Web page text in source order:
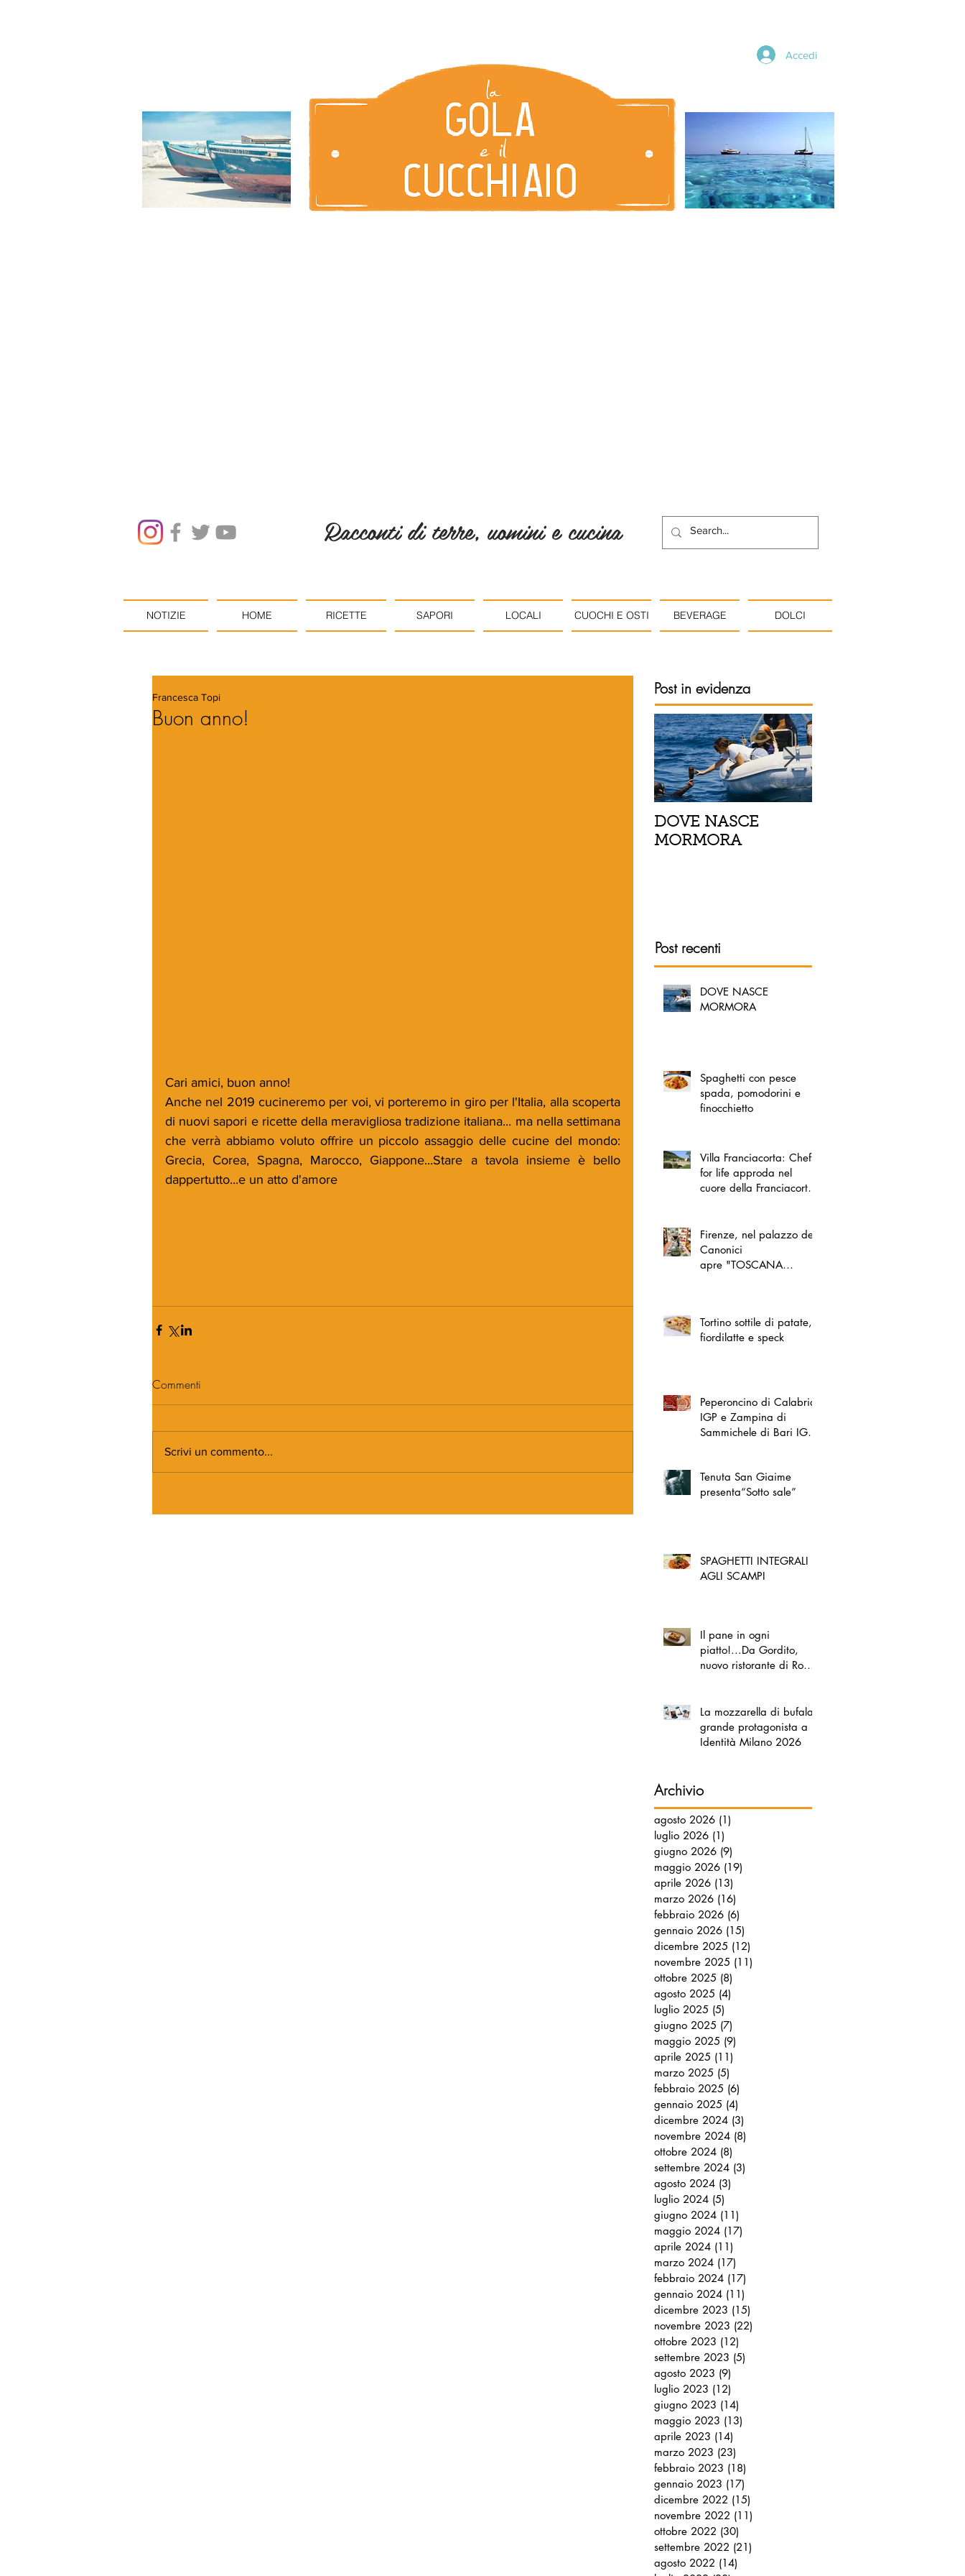
Accedi
Racconti di terre, uomini e cucina
NOTIZIE HOME RICETTE SAPORI LOCALI CUOCHI E OSTI BEVERAGE DOLCI
Buon anno!
Francesca Topi
Cari amici, buon anno!
Anche nel 2019 cucineremo per voi, vi porteremo in giro per l'Italia, alla scoperta
di nuovi sapori e ricette della meravigliosa tradizione italiana... ma nella settimana
che verrà abbiamo voluto offrire un piccolo assaggio delle cucine del mondo:
Grecia, Corea, Spagna, Marocco, Giappone...Stare a tavola insieme è bello
dappertutto...e un atto d'amore
Commenti
Scrivi un commento...
Post in evidenza
DOVE NASCE
MORMORA
Post recenti
DOVE NASCE
MORMORA
Spaghetti con pesce
spada, pomodorini e
finocchietto
Villa Franciacorta: Chefs
for life approda nel
cuore della Franciacorta,
Firenze, nel palazzo dei
Canonici
apre "TOSCANA
Tortino sottile di patate,
fiordilatte e speck
Peperoncino di Calabria
IGP e Zampina di
Sammichele di Bari IGP
Tenuta San Giaime
presenta“Sotto sale”
SPAGHETTI INTEGRALI
AGLI SCAMPI
Il pane in ogni
piatto!...Da Gordito,
nuovo ristorante di Roma
La mozzarella di bufala
grande protagonista a
Identità Milano 2026
Archivio
agosto 2026 (1)
luglio 2026 (1)
giugno 2026 (9)
maggio 2026 (19)
aprile 2026 (13)
marzo 2026 (16)
febbraio 2026 (6)
gennaio 2026 (15)
dicembre 2025 (12)
novembre 2025 (11)
ottobre 2025 (8)
agosto 2025 (4)
luglio 2025 (5)
giugno 2025 (7)
maggio 2025 (9)
aprile 2025 (11)
marzo 2025 (5)
febbraio 2025 (6)
gennaio 2025 (4)
dicembre 2024 (3)
novembre 2024 (8)
ottobre 2024 (8)
settembre 2024 (3)
agosto 2024 (3)
luglio 2024 (5)
giugno 2024 (11)
maggio 2024 (17)
aprile 2024 (11)
marzo 2024 (17)
febbraio 2024 (17)
gennaio 2024 (11)
dicembre 2023 (15)
novembre 2023 (22)
ottobre 2023 (12)
settembre 2023 (5)
agosto 2023 (9)
luglio 2023 (12)
giugno 2023 (14)
maggio 2023 (13)
aprile 2023 (14)
marzo 2023 (23)
febbraio 2023 (18)
gennaio 2023 (17)
dicembre 2022 (15)
novembre 2022 (11)
ottobre 2022 (30)
settembre 2022 (21)
agosto 2022 (14)